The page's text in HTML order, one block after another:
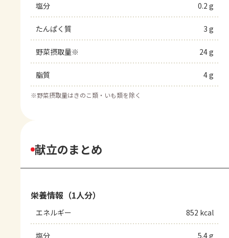
塩分 0.2 g
たんぱく質 3 g
野菜摂取量※ 24 g
脂質 4 g
※野菜摂取量はきのこ類・いも類を除く
献立のまとめ
栄養情報（1人分）
エネルギー 852 kcal
塩分 5.4 g